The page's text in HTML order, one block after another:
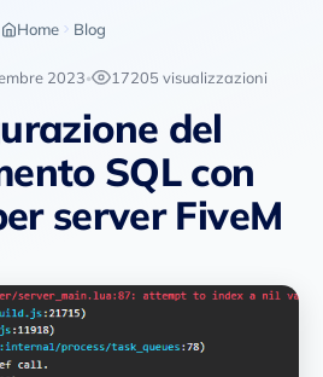
Home Blog
2023• 17205 visualizzazioni
del
SQL con
server FiveM